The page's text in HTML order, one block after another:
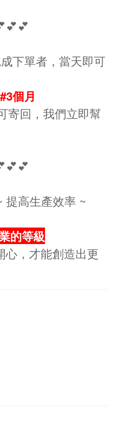
下單者，當天即可
#3個月
寄回，我們立即幫
提高生產效率 ~
的等級
心，才能創造出更